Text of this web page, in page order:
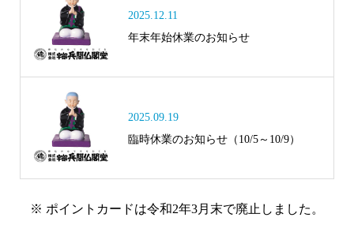
2025.12.11
年末年始休業のお知らせ
2025.09.19
臨時休業のお知らせ（10/5～10/9）
※ ポイントカードは令和2年3月末で廃止しました。